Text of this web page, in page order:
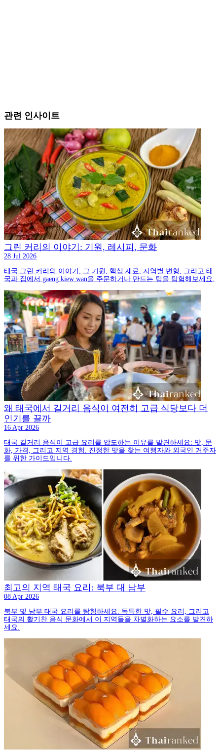
관련 인사이트
그린 커리의 이야기: 기원, 레시피, 문화
28 Jul 2026
태국 그린 커리의 이야기, 그 기원, 핵심 재료, 지역별 변형, 그리고 태
국과 집에서 gaeng kiew wan을 주문하거나 만드는 팁을 탐험해보세요.
왜 태국에서 길거리 음식이 여전히 고급 식당보다 더
인기를 끌까
16 Apr 2026
태국 길거리 음식이 고급 요리를 압도하는 이유를 발견하세요: 맛, 문
화, 가격, 그리고 지역 경험. 진정한 맛을 찾는 여행자와 외국인 거주자
를 위한 가이드입니다.
최고의 지역 태국 요리: 북부 대 남부
08 Apr 2026
북부 및 남부 태국 요리를 탐험하세요. 독특한 맛, 필수 요리, 그리고
태국의 활기찬 음식 문화에서 이 지역들을 차별화하는 요소를 발견하
세요.